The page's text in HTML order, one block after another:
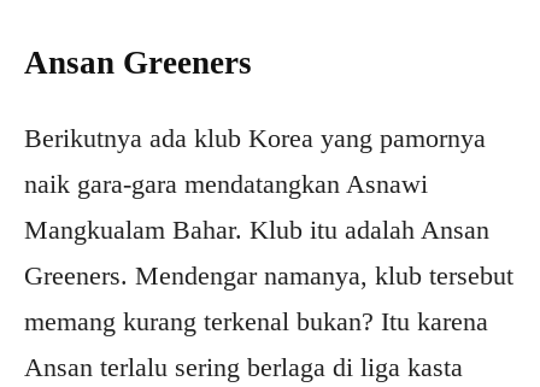
Ansan Greeners
Berikutnya ada klub Korea yang pamornya
naik gara-gara mendatangkan Asnawi
Mangkualam Bahar. Klub itu adalah Ansan
Greeners. Mendengar namanya, klub tersebut
memang kurang terkenal bukan? Itu karena
Ansan terlalu sering berlaga di liga kasta